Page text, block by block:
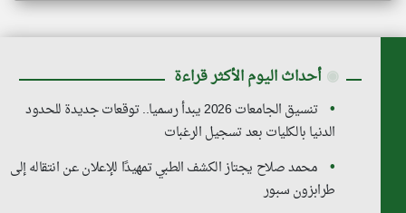
◉ أحداث اليوم الأكثر قراءة
تنسيق الجامعات 2026 يبدأ رسميا.. توقعات جديدة للحدود
الدنيا بالكليات بعد تسجيل الرغبات
محمد صلاح يجتاز الكشف الطبي تمهيدًا للإعلان عن انتقاله إلى
طرابزون سبور